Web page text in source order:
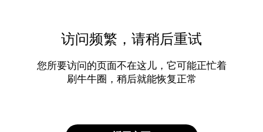
访问频繁，请稍后重试
您所要访问的页面不在这儿，它可能正忙着
刷牛牛圈，稍后就能恢复正常